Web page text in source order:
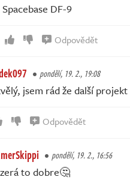
Spacebase DF-9
Odpovědět
pondělí, 19. 2., 19:08
jsem rád že další
Odpovědět
pondělí, 19. 2., 16:56
to dobre🤔